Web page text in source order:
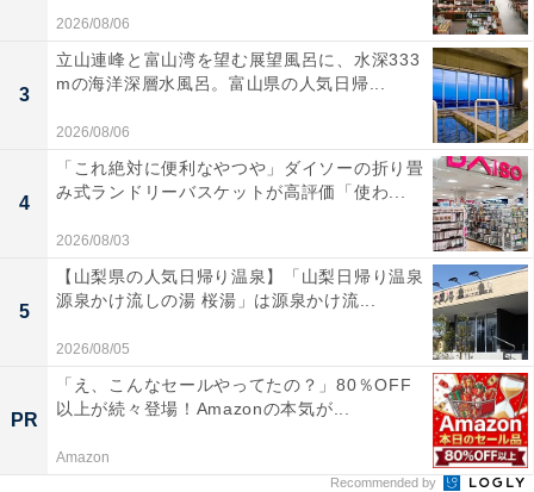
行動2：親から積極的に質問する
親子関係は、子どもからの質問に答える「一方通行」に
偏りがちですが、治幸さんは親から質問する「相互通
行」を実践しているそう。計算好きの陽生くんに、「車
のナンバーを素因数分解できる？」と提案して、遊んだ
こともあるのだとか。
「親から質問するのは、子どもが興味を持つ土俵に積極
的に乗り込むようなもの。質問が難しい時は興味のある
分野に出掛けるのでもいいと思います。僕は幼い頃に電
2026/08/06
3
立山連峰と富山湾を望む展望風呂に、水深333
mの海洋深層水風呂。富山県の人気日帰...
2026/08/06
4
「これ絶対に便利なやつや」ダイソーの折り畳
み式ランドリーバスケットが高評価「使わ...
2026/08/03
5
【山梨県の人気日帰り温泉】「山梨日帰り温泉
源泉かけ流しの湯 桜湯」は源泉かけ流...
2026/08/05
PR
「え、こんなセールやってたの？」80％OFF
以上が続々登場！Amazonの本気が...
Amazon
Recommended by